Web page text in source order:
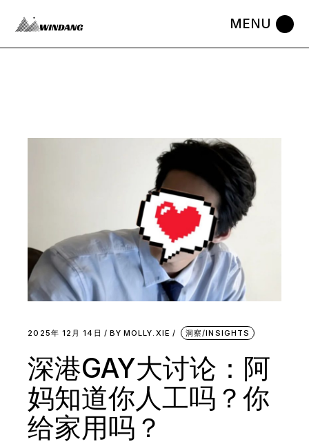
2025年 12月 14日 BY MOLLY.XIE 洞察/INSIGHTS
深港GAY大讨论：阿
妈知道你人工吗？你
给家用吗？